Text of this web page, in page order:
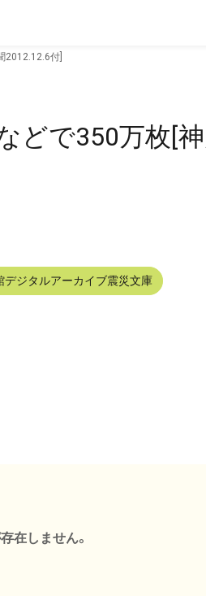
2012.12.6付]
どで350万枚[
デジタルアーカイブ震災文庫
在しません。